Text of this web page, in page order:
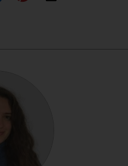
with a biochemical
Oct 7;28(1):406. doi:
37805605; PMCID: